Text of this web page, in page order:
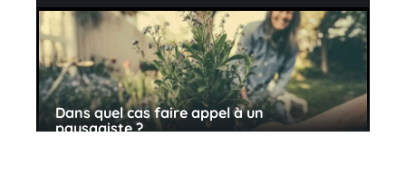
Dans quel cas faire appel à un
paysagiste ?